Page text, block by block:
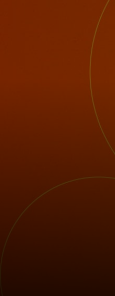
Voor bedrijven
Voor innovators
Nieuws en trends